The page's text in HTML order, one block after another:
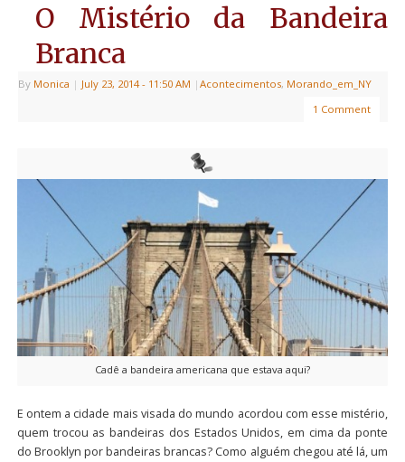
O Mistério da Bandeira
Branca
By Monica | July 23, 2014 - 11:50 AM | Acontecimentos, Morando_em_NY
1 Comment
Cadê a bandeira americana que estava aqui?
E ontem a cidade mais visada do mundo acordou com esse mistério,
quem trocou as bandeiras dos Estados Unidos, em cima da ponte
do Brooklyn por bandeiras brancas? Como alguém chegou até lá, um